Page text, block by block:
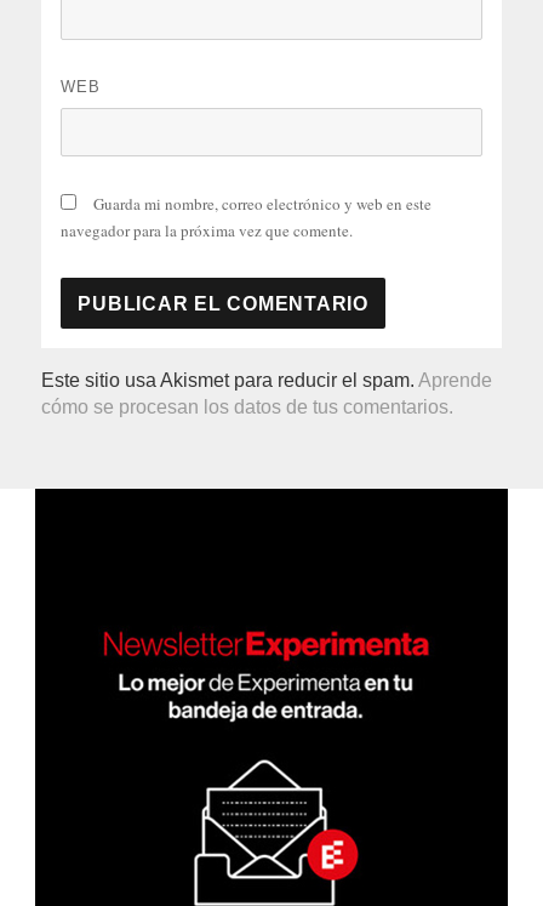
WEB
Guarda mi nombre, correo electrónico y web en este
navegador para la próxima vez que comente.
Este sitio usa Akismet para reducir el spam.Aprende
cómo se procesan los datos de tus comentarios.